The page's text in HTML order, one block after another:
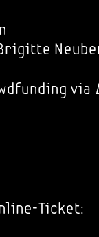
via
Ticket: